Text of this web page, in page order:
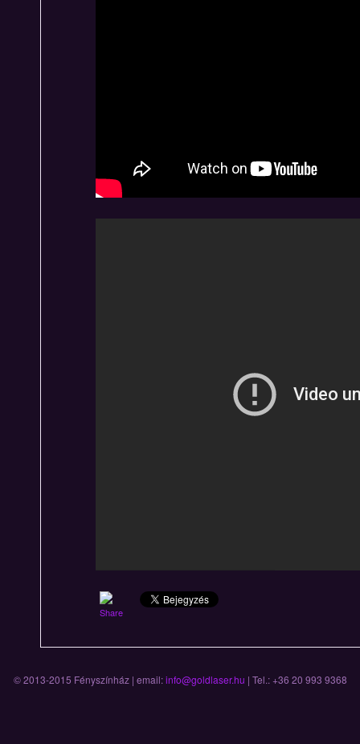
© 2013-2015 Fényszínház | email:info@goldlaser.hu | Tel.: +36 20 993 9368